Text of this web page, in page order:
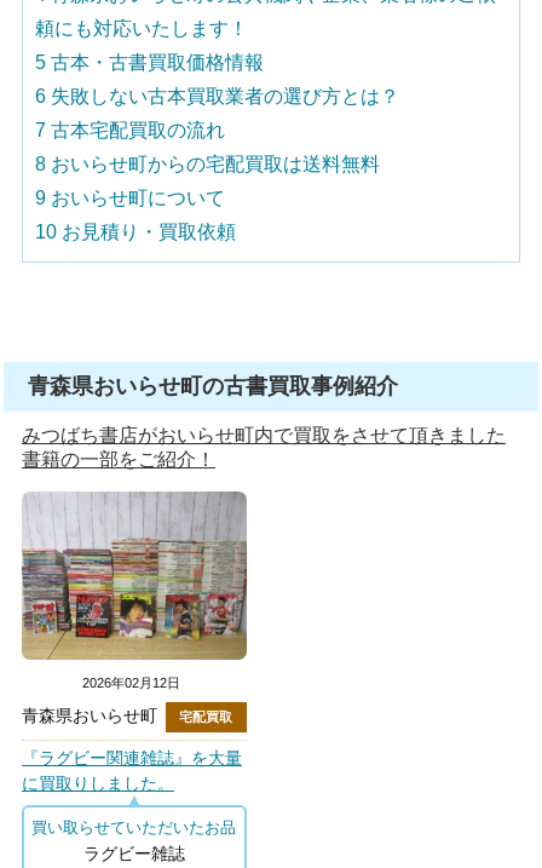
頼にも対応いたします！
5 古本・古書買取価格情報
6 失敗しない古本買取業者の選び方とは？
7 古本宅配買取の流れ
8 おいらせ町からの宅配買取は送料無料
9 おいらせ町について
10 お見積り・買取依頼
青森県おいらせ町の古書買取事例紹介
みつばち書店がおいらせ町内で買取をさせて頂きました
書籍の一部をご紹介！
2026年02月12日
青森県おいらせ町 宅配買取
『ラグビー関連雑誌』を大量
に買取りしました。
買い取らせていただいたお品
ラグビー雑誌